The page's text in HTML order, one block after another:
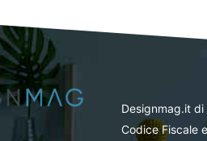
Designmag.it
Codice Fiscale